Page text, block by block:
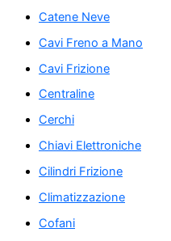
Catene Neve
Cavi Freno a Mano
Cavi Frizione
Centraline
Cerchi
Chiavi Elettroniche
Cilindri Frizione
Climatizzazione
Cofani